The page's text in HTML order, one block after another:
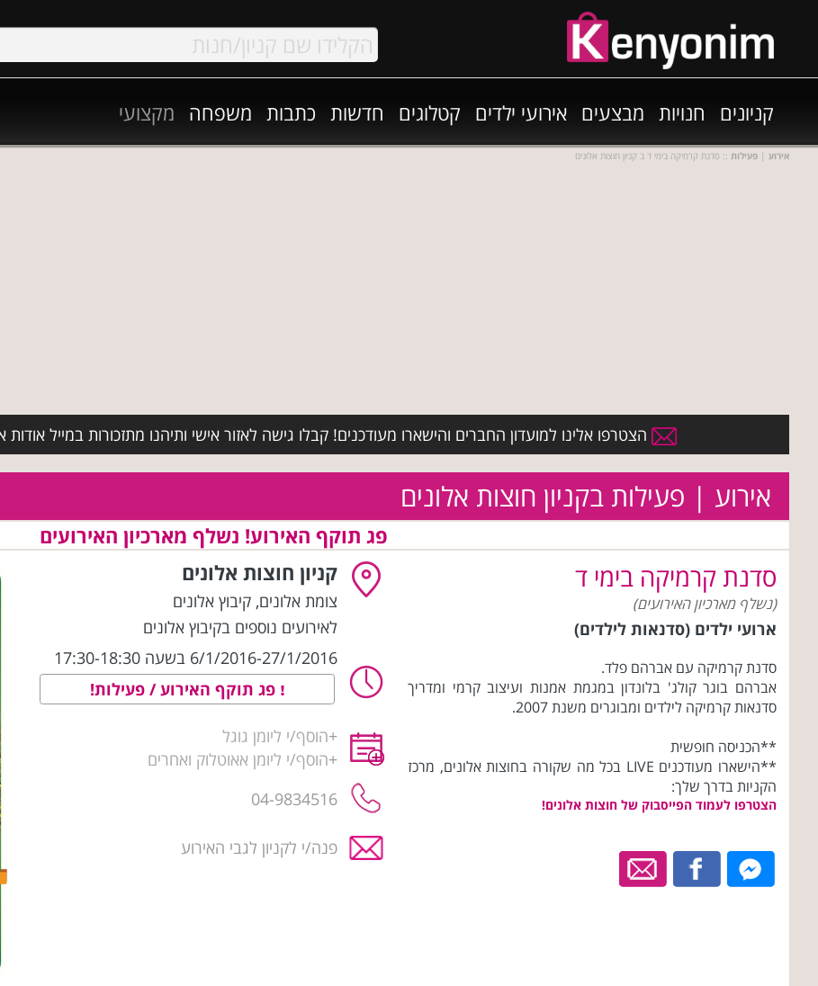
קניונים חנויות מבצעים אירועי ילדים קטלוגים חדשות כתבות משפחה מקצועי
אירוע | פעילות :: סדנת קרמיקה בימי ד ב קניון חוצות אלונים
הצטרפו אלינו למועדון החברים והישארו מעודכנים! קבלו גישה לאזור אישי ותיהנו מתזכורות במייל אודות
אירוע | פעילות בקניון חוצות אלונים
פג תוקף האירוע! נשלף מארכיון האירועים
סדנת קרמיקה בימי ד
(נשלף מארכיון האירועים)
ארועי ילדים (סדנאות לילדים)
סדנת קרמיקה עם אברהם פלד.
אברהם בוגר קולג' בלונדון במגמת אמנות ועיצוב קרמי ומדריך
סדנאות קרמיקה לילדים ומבוגרים משנת 2007.
**הכניסה חופשית
**הישארו מעודכנים LIVE בכל מה שקורה בחוצות אלונים, מרכז
הקניות בדרך שלך:
הצטרפו לעמוד הפייסבוק של חוצות אלונים!
קניון חוצות אלונים
צומת אלונים, קיבוץ אלונים
לאירועים נוספים בקיבוץ אלונים
6/1/2016-27/1/2016 בשעה 17:30-18:30
פג תוקף האירוע / פעילות!
+הוסף/י ליומן גוגל
+הוסף/י ליומן אאוטלוק ואחרים
04-9834516
פנה/י לקניון לגבי האירוע